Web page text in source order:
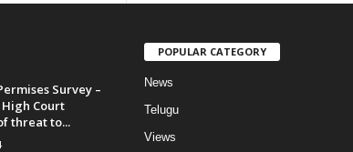
Survey –
Court
threat to...
POPULAR CATEGORY
News
Telugu
Views